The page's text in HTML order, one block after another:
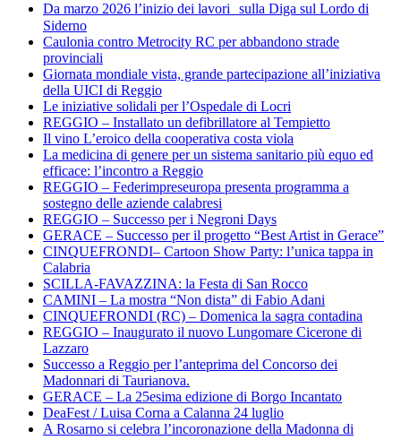
Da marzo 2026 l’inizio dei lavori sulla Diga sul Lordo di
Siderno
Caulonia contro Metrocity RC per abbandono strade
provinciali
Giornata mondiale vista, grande partecipazione all’iniziativa
della UICI di Reggio
Le iniziative solidali per l’Ospedale di Locri
REGGIO – Installato un defibrillatore al Tempietto
Il vino L’eroico della cooperativa costa viola
La medicina di genere per un sistema sanitario più equo ed
efficace: l’incontro a Reggio
REGGIO – Federimpreseuropa presenta programma a
sostegno delle aziende calabresi
REGGIO – Successo per i Negroni Days
GERACE – Successo per il progetto “Best Artist in Gerace”
CINQUEFRONDI– Cartoon Show Party: l’unica tappa in
Calabria
SCILLA-FAVAZZINA: la Festa di San Rocco
CAMINI – La mostra “Non dista” di Fabio Adani
CINQUEFRONDI (RC) – Domenica la sagra contadina
REGGIO – Inaugurato il nuovo Lungomare Cicerone di
Lazzaro
Successo a Reggio per l’anteprima del Concorso dei
Madonnari di Taurianova.
GERACE – La 25esima edizione di Borgo Incantato
DeaFest / Luisa Corna a Calanna 24 luglio
A Rosarno si celebra l’incoronazione della Madonna di